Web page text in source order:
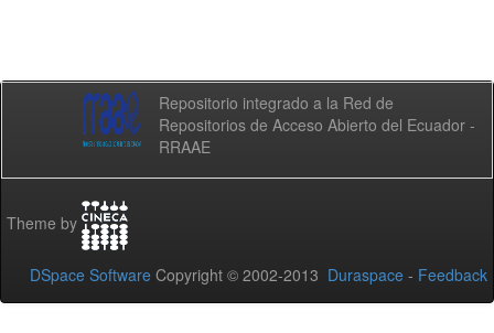
Repositorio integrado a la Red de
Repositorios de Acceso Abierto del Ecuador -
RRAAE
Theme by
DSpace Software Copyright © 2002-2013 Duraspace - Feedback